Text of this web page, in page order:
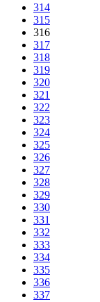
314
315
316
317
318
319
320
321
322
323
324
325
326
327
328
329
330
331
332
333
334
335
336
337